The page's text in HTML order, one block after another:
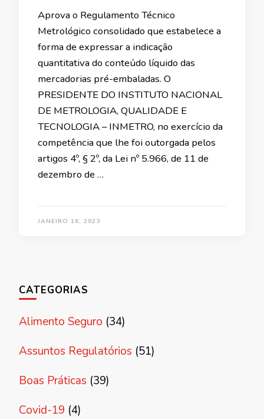
Aprova o Regulamento Técnico
Metrológico consolidado que estabelece a
forma de expressar a indicação
quantitativa do conteúdo líquido das
mercadorias pré-embaladas. O
PRESIDENTE DO INSTITUTO NACIONAL
DE METROLOGIA, QUALIDADE E
TECNOLOGIA – INMETRO, no exercício da
competência que lhe foi outorgada pelos
artigos 4º, § 2º, da Lei nº 5.966, de 11 de
dezembro de …
JANEIRO 16, 2023
CATEGORIAS
Alimento Seguro (34)
Assuntos Regulatórios (51)
Boas Práticas (39)
Covid-19 (4)